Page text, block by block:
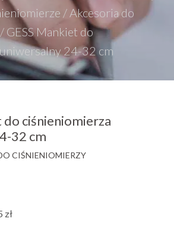
/ Akcesoria do
/ GESS Mankiet do
24-32 cm
do ciśnieniomierza
32 cm
CIŚNIENIOMIERZY
zł